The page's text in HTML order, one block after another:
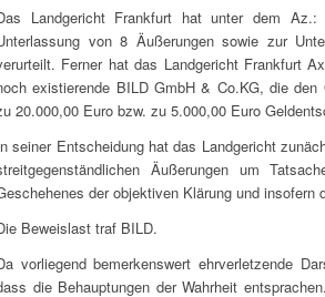
Landgericht Frankfurt hat unter dem
von 8 Äußerungen sowie zur
Ferner hat das Landgericht Frankfurt
existierende BILD GmbH & Co.KG, die
20.000,00 Euro bzw. zu 5.000,00 Euro
seiner Entscheidung hat das Landgericht
Äußerungen um
der objektiven Klärung und insofern
Beweislast traf BILD.
vorliegend bemerkenswert ehrverletzende
die Behauptungen der Wahrheit